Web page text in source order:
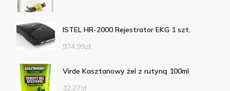
ISTEL HR-2000 Rejestrator EKG 1 szt.
974,99zł
Virde Kasztanowy żel z rutyną 100ml
12,27zł